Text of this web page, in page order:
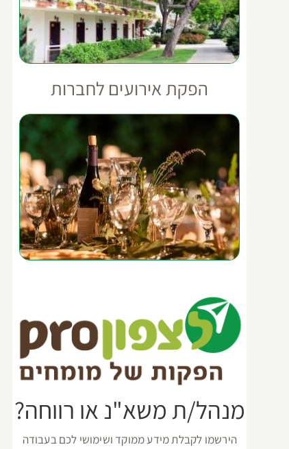
הפקת אירועים לחברות
מנהל/ת משא"נ או רווחה?
הירשמו לקבלת מידע ממוקד ושימושי לכם בעבודה